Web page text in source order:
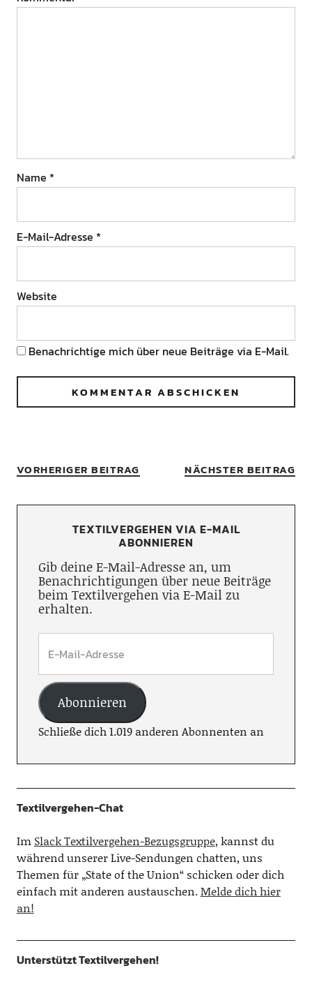
Name *
E-Mail-Adresse *
Website
Benachrichtige mich über neue Beiträge via E-Mail.
VORHERIGER BEITRAG NÄCHSTER BEITRAG
TEXTILVERGEHEN VIA E-MAIL
ABONNIEREN
Gib deine E-Mail-Adresse an, um
Benachrichtigungen über neue Beiträge
beim Textilvergehen via E-Mail zu
erhalten.
Abonnieren
Schließe dich 1.019 anderen Abonnenten an
Textilvergehen-Chat
Im Slack Textilvergehen-Bezugsgruppe, kannst du
während unserer Live-Sendungen chatten, uns
Themen für „State of the Union“ schicken oder dich
einfach mit anderen austauschen.Melde dich hier
an!
Unterstützt Textilvergehen!